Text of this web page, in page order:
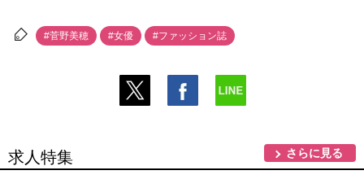
#菅野美穂 #女優 #ファッション誌
求人特集 さらに見る